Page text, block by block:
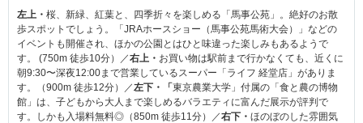
左上・ 桜、新緑、紅葉と、四季折々を楽しめる「馬事公苑」。絶好のお散
歩スポットでしょう。「JRAホースショー（馬事公苑馬術大会）」などの
イベントも開催され、ほかの公園とはひと味違った楽しみもあるようで
す。 (750m 徒歩10分）／右上・ お買い物は駅前まで行かなくても、近くに
朝9:30〜深夜12:00まで営業しているスーパー「ライフ 経堂店」がありま
す。（900m 徒歩12分）／左下・「東京農業大学」付属の「食と農の博物
館」は、子どもから大人まで楽しめるバラエティに富んだ展示が評判で
す。しかも入場料無料◎（850m 徒歩11分）／右下・ ほのぼのした雰囲気